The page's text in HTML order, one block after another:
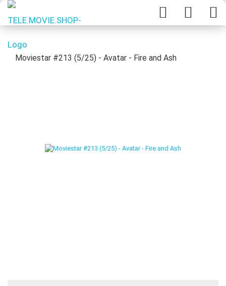
Moviestar #213 (5/25) - Avatar - Fire and Ash